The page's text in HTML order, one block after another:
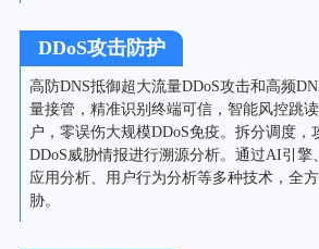
DDoS攻击防护
高防DNS抵御超大流量DDoS攻击和高频
量接管，精准识别终端可信，智能风控跳
户，零误伤大规模DDoS免疫。拆分调度，
DDoS威胁情报进行溯源分析。通过AI引擎
应用分析、用户行为分析等多种技术，全
胁。